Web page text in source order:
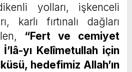
yolları, işkenceli
karlı fırtınalı dağları
“Fert ve cemiyet
yı Kelîmetullah için
hedefimiz Allah’ın